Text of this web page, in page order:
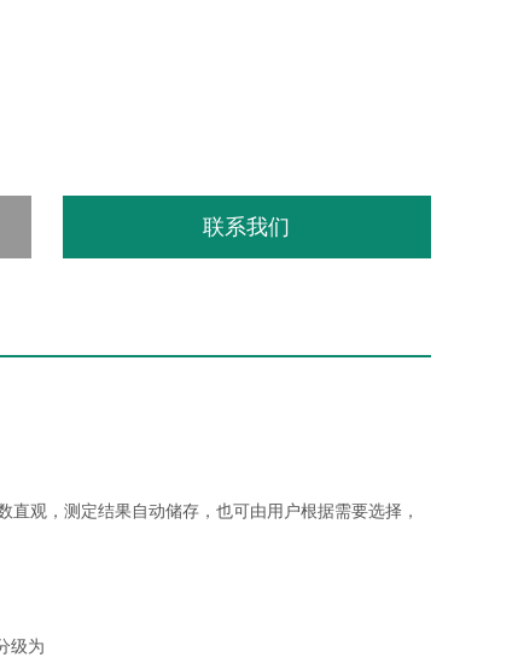
联系我们
观，测定结果自动储存，也可由用户根据需要选择，
级为